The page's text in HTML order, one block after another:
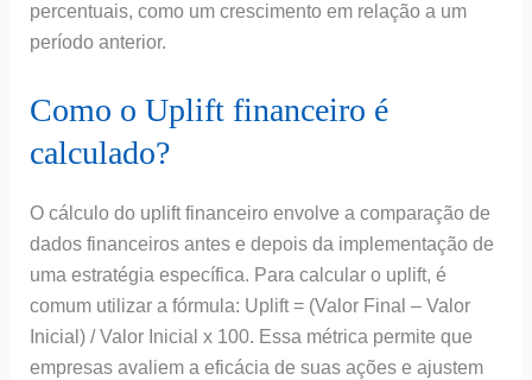
percentuais, como um crescimento em relação a um
período anterior.
Como o Uplift financeiro é
calculado?
O cálculo do uplift financeiro envolve a comparação de
dados financeiros antes e depois da implementação de
uma estratégia específica. Para calcular o uplift, é
comum utilizar a fórmula: Uplift = (Valor Final – Valor
Inicial) / Valor Inicial x 100. Essa métrica permite que
empresas avaliem a eficácia de suas ações e ajustem